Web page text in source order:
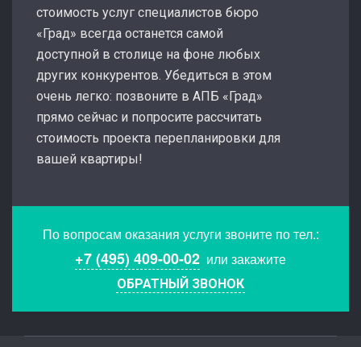
стоимость услуг специалистов бюро
«Град» всегда останется самой
доступной в столице на фоне любых
других конкурентов. Убедиться в этом
очень легко: позвоните в АПБ «Град»
прямо сейчас и попросите рассчитать
стоимость проекта перепланировки для
вашей квартиры!
По вопросам оказания услуги звоните по тел.:
+7 (495) 409-00-02 или закажите
ОБРАТНЫЙ ЗВОНОК